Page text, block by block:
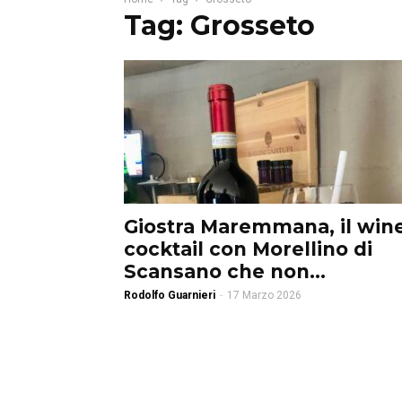
Tag: Grosseto
Giostra Maremmana, il
cocktail con Morellino di
Scansano che non...
Rodolfo Guarnieri - 17 Marzo 2026